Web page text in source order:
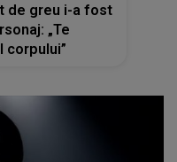
de greu i-a fost
„Te